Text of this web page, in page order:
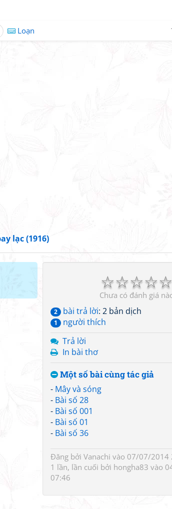
Loạn
lạc (1916)
☆
☆
☆
☆
☆
Chưa có đánh giá
2 bài trả lời: 2 bản dịch
1
người thích
Trả lời
In bài thơ
Một số bài cùng tác giả
- Mây và sóng
- Bài số 28
- Bài số 001
- Bài số 01
- Bài số 36
Đăng bởi Vanachi vào 07/07/2014
1 lần, lần cuối bởi hongha83 vào
07:46